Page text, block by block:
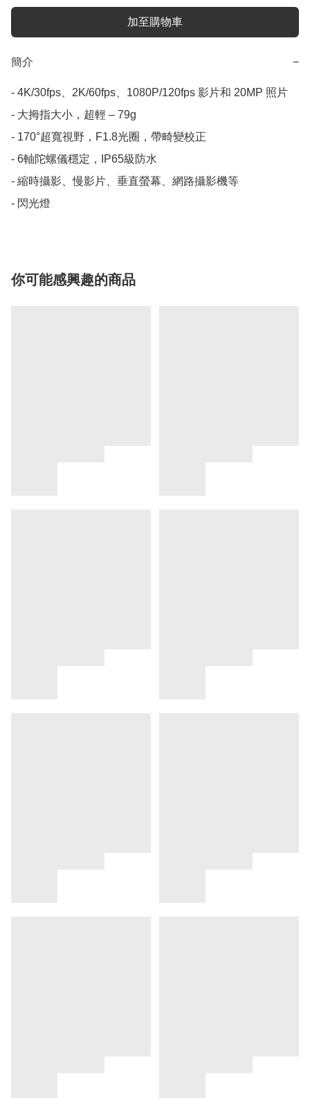
加至購物車
簡介 −
- 4K/30fps、2K/60fps、1080P/120fps 影片和 20MP 照片
- 大拇指大小，超輕 – 79g
- 170°超寬視野，F1.8光圈，帶畸變校正
- 6軸陀螺儀穩定，IP65級防水
- 縮時攝影、慢影片、垂直螢幕、網路攝影機等
- 閃光燈
你可能感興趣的商品